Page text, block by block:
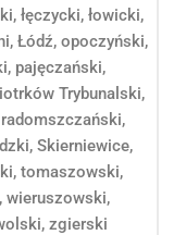
łęczycki, łowicki,
Łódź, opoczyński,
pajęczański,
Trybunalski,
Skierniewice,
tomaszowski,
wieruszowski,
zgierski